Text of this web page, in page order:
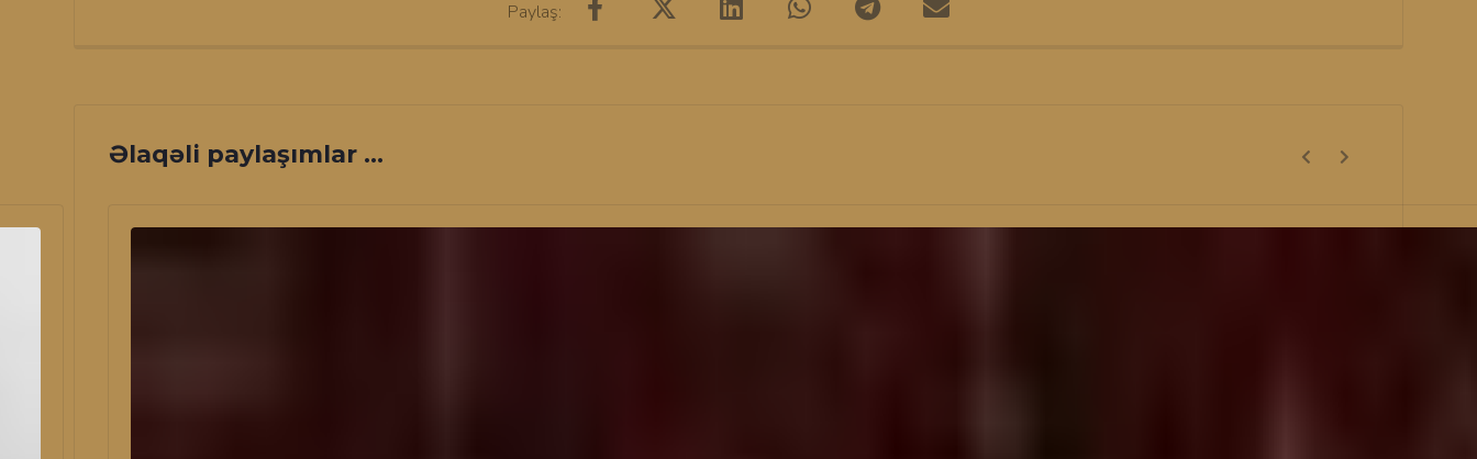
Əlaqəli paylaşımlar ...